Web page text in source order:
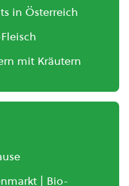
in Österreich
mit Kräutern
| Bio-